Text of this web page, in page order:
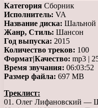
Категория Сборник
Исполнитель: VA
Название диска: Шальной
Жанр, Стиль: Шансон
Год выпуска: 2015
Количество треков: 100
Формат|Качество: mp3 |
Время звучания: 06:03:52
Размер файла: 697 MB
Треклист:
01. Олег Лифановский —